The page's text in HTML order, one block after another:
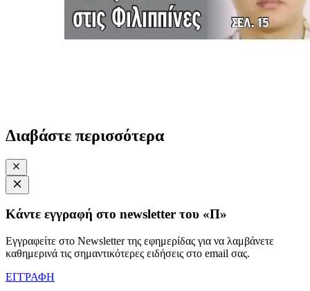
Διαβάστε περισσότερα
Κάντε εγγραφή στο newsletter του «Π»
Εγγραφείτε στο Newsletter της εφημερίδας για να λαμβάνετε
καθημερινά τις σημαντικότερες ειδήσεις στο email σας.
ΕΓΓΡΑΦΗ